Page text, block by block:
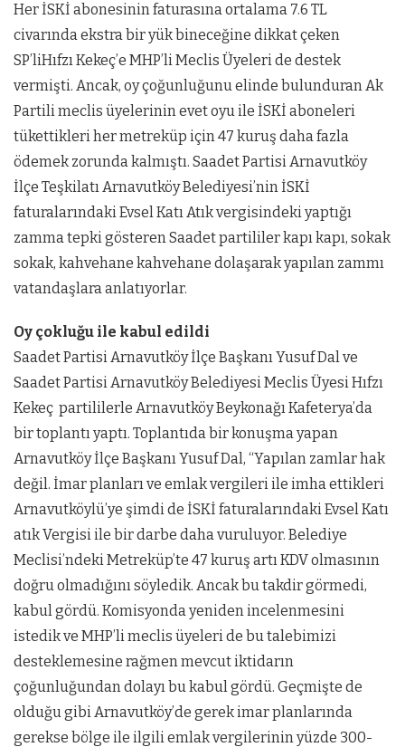
Her İSKİ abonesinin faturasına ortalama 7.6 TL
civarında ekstra bir yük bineceğine dikkat çeken
SP’liHıfzı Kekeç’e MHP’li Meclis Üyeleri de destek
vermişti. Ancak, oy çoğunluğunu elinde bulunduran Ak
Partili meclis üyelerinin evet oyu ile İSKİ aboneleri
tükettikleri her metreküp için 47 kuruş daha fazla
ödemek zorunda kalmıştı. Saadet Partisi Arnavutköy
İlçe Teşkilatı Arnavutköy Belediyesi’nin İSKİ
faturalarındaki Evsel Katı Atık vergisindeki yaptığı
zamma tepki gösteren Saadet partililer kapı kapı, sokak
sokak, kahvehane kahvehane dolaşarak yapılan zammı
vatandaşlara anlatıyorlar.
Oy çokluğu ile kabul edildi
Saadet Partisi Arnavutköy İlçe Başkanı Yusuf Dal ve
Saadet Partisi Arnavutköy Belediyesi Meclis Üyesi Hıfzı
Kekeç partililerle Arnavutköy Beykonağı Kafeterya’da
bir toplantı yaptı. Toplantıda bir konuşma yapan
Arnavutköy İlçe Başkanı Yusuf Dal, “Yapılan zamlar hak
değil. İmar planları ve emlak vergileri ile imha ettikleri
Arnavutköylü’ye şimdi de İSKİ faturalarındaki Evsel Katı
atık Vergisi ile bir darbe daha vuruluyor. Belediye
Meclisi’ndeki Metreküp’te 47 kuruş artı KDV olmasının
doğru olmadığını söyledik. Ancak bu takdir görmedi,
kabul gördü. Komisyonda yeniden incelenmesini
istedik ve MHP’li meclis üyeleri de bu talebimizi
desteklemesine rağmen mevcut iktidarın
çoğunluğundan dolayı bu kabul gördü. Geçmişte de
olduğu gibi Arnavutköy’de gerek imar planlarında
gerekse bölge ile ilgili emlak vergilerinin yüzde 300-